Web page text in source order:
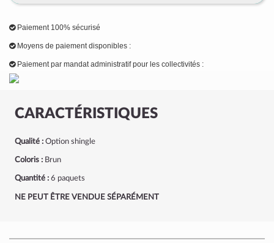
CARACTÉRISTIQUES
Qualité : Option shingle
Coloris : Brun
Quantité : 6 paquets
NE PEUT ÊTRE VENDUE SÉPARÉMENT
Paiement 100% sécurisé
Moyens de paiement disponibles :
Paiement par mandat administratif pour les collectivités :